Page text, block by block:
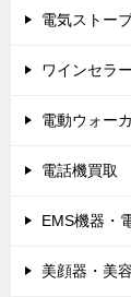
電気ストー
ワインセラ
電動ウォー
電話機買取
EMS機器・
美顔器・美